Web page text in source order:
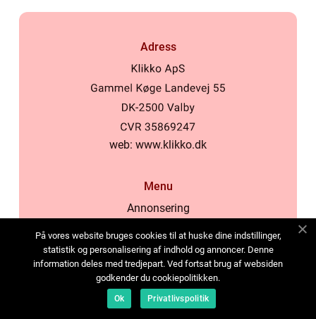
Adress
web: www.klikko.dk
Menu
Annonsering
Cookies
Kontakta oss
Sitemap
På vores website bruges cookies til at huske dine indstillinger,
statistik og personalisering af indhold og annoncer. Denne
information deles med tredjepart. Ved fortsat brug af websiden
godkender du cookiepolitikken.
Ok Privatlivspolitik